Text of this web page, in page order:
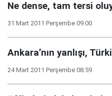
Ne dense, tam tersi
31 Mart 2011 Perşembe 09:00
Ankara’nın yanlışı,
24 Mart 2011 Perşembe 08:59